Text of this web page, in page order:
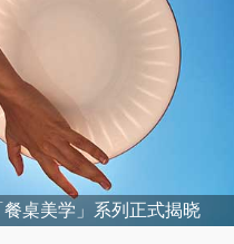
桌美学」系列正式揭晓